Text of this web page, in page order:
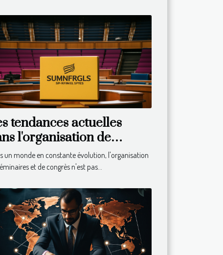
tendances actuelles
l'organisation de
et congrès
un monde en constante évolution, l'organisation
et de congrès n'est pas...